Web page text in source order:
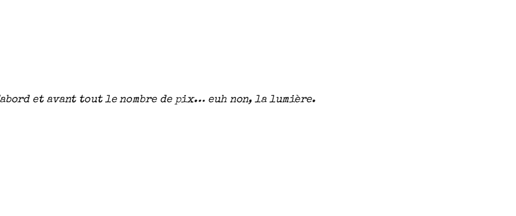
et avant tout le nombre de pix… euh non, la lumière.